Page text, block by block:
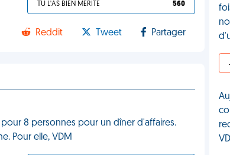
TU L'AS BIEN MÉRITÉ 560
Reddit Tweet Partager
8 personnes pour un dîner d'affaires.
Pour elle, VDM